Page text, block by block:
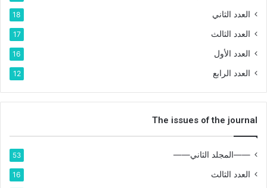
العدد الثاني 18
العدد الثالث 17
العدد الأول 16
العدد الرابع 12
The issues of the journal
——المجلد الثاني—— 53
العدد الثالث 16